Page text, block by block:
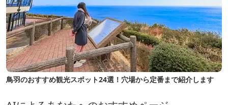
鳥羽のおすすめ観光スポット24選！穴場から定番まで紹介します